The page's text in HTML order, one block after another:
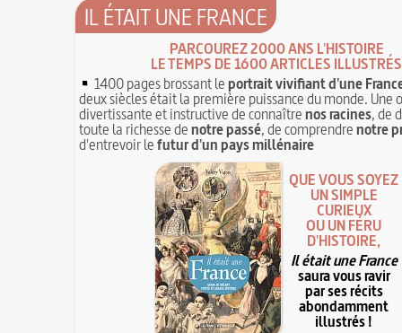
IL ÉTAIT UNE FRANCE
PARCOUREZ 2000 ANS L'HISTOIRE
LE TEMPS DE 1600 ARTICLES ILLUSTRÉS
1400 pages brossant leportrait vivifiant d'une
deux siècles était la première puissance du monde. Une
divertissante et instructive de connaîtrenos racines, de
toute la richesse denotre passé, de comprendrenotre
d'entrevoir lefutur d'un pays millénaire
QUE VOUS SOYEZ
UN SIMPLE
CURIEUX
OU UN FÉRU
D'HISTOIRE,
Il était une France
saura vous ravir
par ses récits
abondamment
illustrés !